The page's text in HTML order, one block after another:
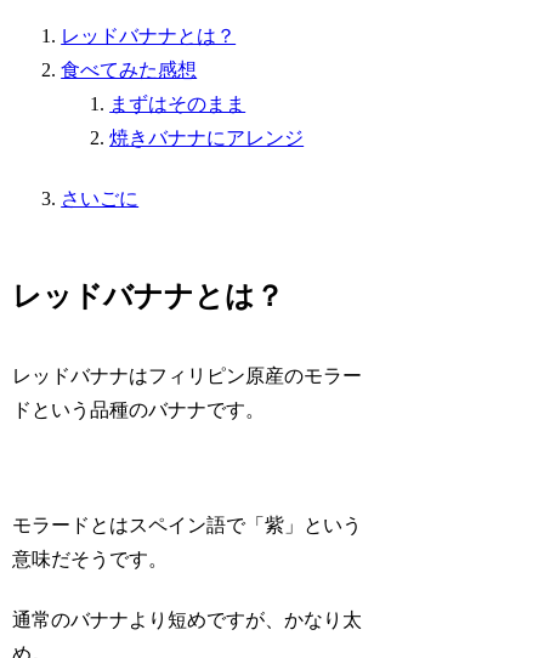
レッドバナナとは？
食べてみた感想
まずはそのまま
焼きバナナにアレンジ
さいごに
レッドバナナとは？
レッドバナナはフィリピン原産のモラー
ドという品種のバナナです。
モラードとはスペイン語で「紫」という
意味だそうです。
通常のバナナより短めですが、かなり太